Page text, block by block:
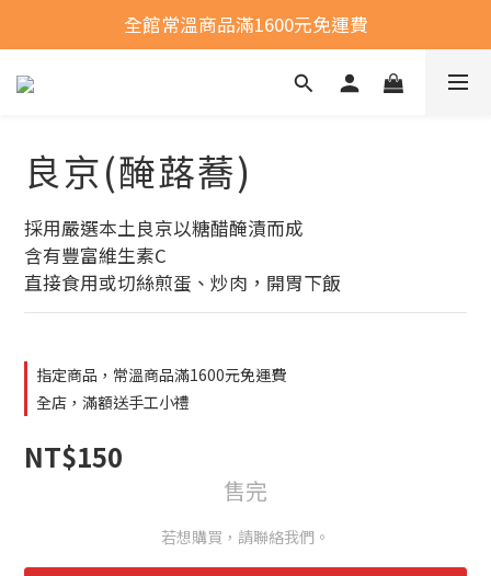
全館常溫商品滿1600元免運費
全館常溫商品滿1600元免運費
選購商品運費問題
良京(醃蕗蕎)
採用嚴選本土良京以糖醋醃漬而成
含有豐富維生素C
直接食用或切絲煎蛋、炒肉，開胃下飯
指定商品，常溫商品滿1600元免運費
全店，滿額送手工小禮
NT$150
售完
若想購買，請聯絡我們。